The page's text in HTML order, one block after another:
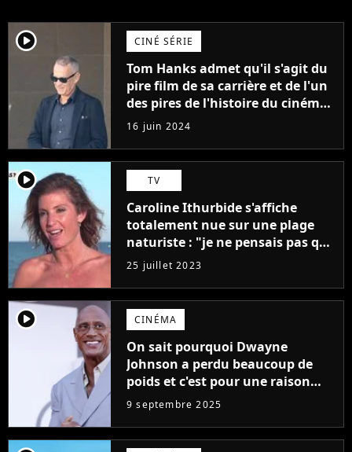
player2 CINÉ SÉRIE
Tom Hanks admet qu'il s'agit du
pire film de sa carrière et de l'un
des pires de l'histoire du cinéma :
"L'un des films les plus
médiocres jamais réalisés"
16 juin 2024
player2 TV
Caroline Ithurbide s'affiche
totalement nue sur une plage
naturiste : "je ne pensais pas que
j'arriverais à le faire..."
25 juillet 2023
player2 CINÉMA
On sait pourquoi Dwayne
Johnson a perdu beaucoup de
poids et c'est pour une raison
importante
9 septembre 2025